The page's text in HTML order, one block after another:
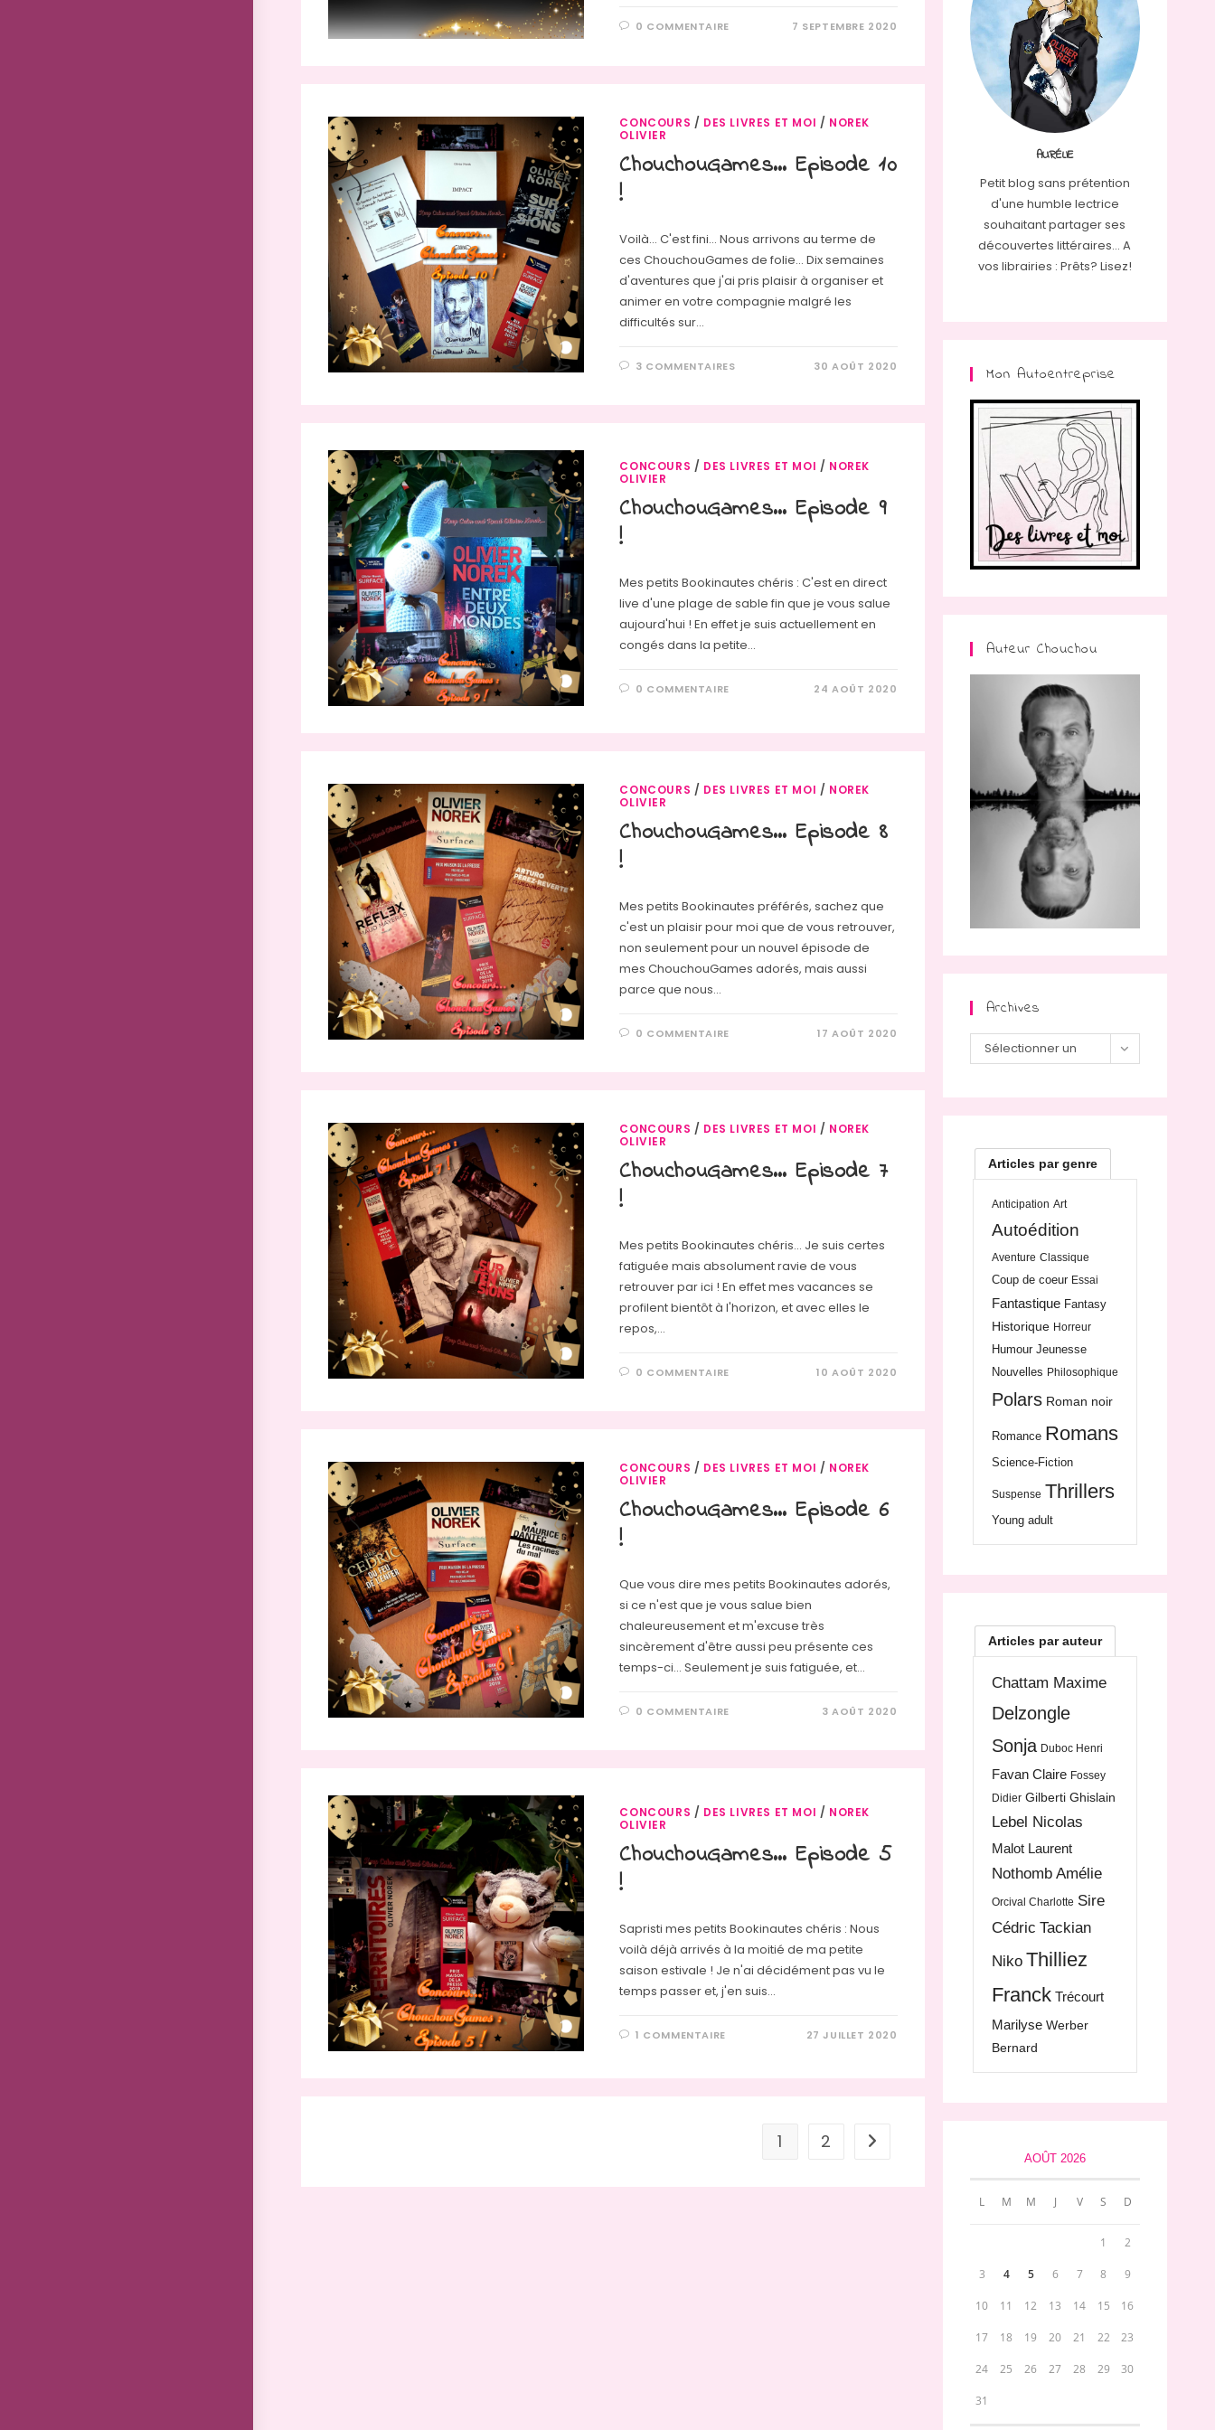
0 COMMENTAIRE 7 SEPTEMBRE 2020
CONCOURS / DES LIVRES ET MOI / NOREK
OLIVIER
ChouchouGames… Episode 10
!
Voilà... C'est fini... Nous arrivons au terme de
ces ChouchouGames de folie... Dix semaines
d'aventures que j'ai pris plaisir à organiser et
animer en votre compagnie malgré les
difficultés sur…
3 COMMENTAIRES 30 AOÛT 2020
CONCOURS / DES LIVRES ET MOI / NOREK
OLIVIER
ChouchouGames… Episode 9
!
Mes petits Bookinautes chéris : C'est en direct
live d'une plage de sable fin que je vous salue
aujourd'hui ! En effet je suis actuellement en
congés dans la petite…
0 COMMENTAIRE 24 AOÛT 2020
CONCOURS / DES LIVRES ET MOI / NOREK
OLIVIER
ChouchouGames… Episode 8
!
Mes petits Bookinautes préférés, sachez que
c'est un plaisir pour moi que de vous retrouver,
non seulement pour un nouvel épisode de
mes ChouchouGames adorés, mais aussi
parce que nous…
0 COMMENTAIRE 17 AOÛT 2020
CONCOURS / DES LIVRES ET MOI / NOREK
OLIVIER
ChouchouGames… Episode 7
!
Mes petits Bookinautes chéris... Je suis certes
fatiguée mais absolument ravie de vous
retrouver par ici ! En effet mes vacances se
profilent bientôt à l'horizon, et avec elles le
repos,…
0 COMMENTAIRE 10 AOÛT 2020
CONCOURS / DES LIVRES ET MOI / NOREK
OLIVIER
ChouchouGames… Episode 6
!
Que vous dire mes petits Bookinautes adorés,
si ce n'est que je vous salue bien
chaleureusement et m'excuse très
sincèrement d'être aussi peu présente ces
temps-ci... Seulement je suis fatiguée, et…
0 COMMENTAIRE 3 AOÛT 2020
CONCOURS / DES LIVRES ET MOI / NOREK
OLIVIER
ChouchouGames… Episode 5
!
Sapristi mes petits Bookinautes chéris : Nous
voilà déjà arrivés à la moitié de ma petite
saison estivale ! Je n'ai décidément pas vu le
temps passer et, j'en suis…
1 COMMENTAIRE 27 JUILLET 2020
1 2 Aller à la page suivante
AURÉLIE
Petit blog sans prétention
d'une humble lectrice
souhaitant partager ses
découvertes littéraires... A
vos librairies : Prêts? Lisez!
Mon Autoentreprise
Auteur Chouchou
Archives
Archives
Sélectionner un
Articles par genre
Anticipation Art
Autoédition
Aventure Classique
Coup de coeur Essai
Fantastique Fantasy
Historique Horreur
Humour Jeunesse
Nouvelles Philosophique
Polars Roman noir
Romance Romans
Science-Fiction
Suspense Thrillers
Young adult
Articles par auteur
Chattam Maxime
Delzongle
Sonja Duboc Henri
Favan Claire Fossey
Didier Gilberti Ghislain
Lebel Nicolas
Malot Laurent
Nothomb Amélie
Orcival Charlotte Sire
Cédric Tackian
Niko Thilliez
Franck Trécourt
Marilyse Werber
Bernard
AOÛT 2026
L M M J V S D
1 2
3 4 5 6 7 8 9
10 11 12 13 14 15 16
17 18 19 20 21 22 23
24 25 26 27 28 29 30
31